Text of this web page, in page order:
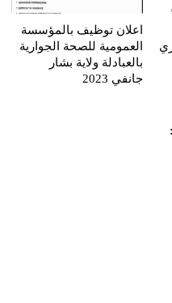
اعلان توظيف بالمؤسسة
العمومية للصحة الجوارية
بالعبادلة ولاية بشار
جانفي 2023